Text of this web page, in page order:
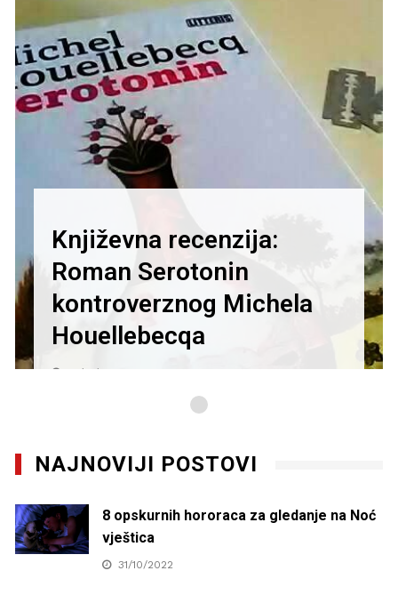
Književna recenzija:
Roman Serotonin
kontroverznog Michela
Houellebecqa
27/01/2021
NAJNOVIJI POSTOVI
8 opskurnih hororaca za gledanje na Noć
vještica
31/10/2022